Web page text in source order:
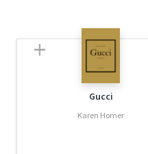
cég luxus divatmárkává
magával ragadó szövegek
legelegánsabb
fejlődésig, amit Nicolas
irányítása alatt ért el.
"A Louis Vuitton a
Gucci
Karen Homer